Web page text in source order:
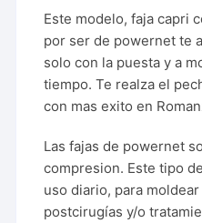
Este modelo, faja capri
por ser de powernet te
solo con la puesta y a
tiempo. Te realza el
con mas exito en
Las fajas de powernet
compresion. Este tipo
uso diario, para
postcirugías y/o